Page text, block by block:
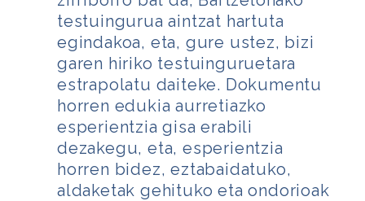
testuingurua aintzat hartuta
egindakoa, eta, gure ustez, bizi
garen hiriko testuinguruetara
estrapolatu daiteke. Dokumentu
horren edukiaaurretiazko
esperientzia gisa erabili
dezakegu, eta, esperientzia
horren bidez, eztabaidatuko,
aldaketak gehituko eta ondorioak